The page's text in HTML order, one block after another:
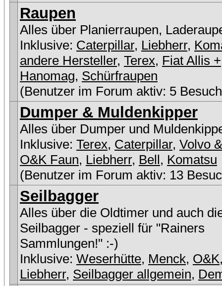
Raupen
Alles über Planierraupen,
Inklusive: Caterpillar, Liebherr,
andere Hersteller, Terex, Fiat Allis +
Hanomag, Schürfraupen
(Benutzer im Forum aktiv: 5
Dumper & Muldenkipper
Alles über Dumper und
Inklusive: Terex, Caterpillar, Volvo
O&K Faun, Liebherr, Bell, Komatsu
(Benutzer im Forum aktiv: 13
Seilbagger
Alles über die Oldtimer und auch
Seilbagger - speziell für "Rainers
Sammlungen!" :-)
Inklusive: Weserhütte, Menck, O&K
Liebherr, Seilbagger allgemein,